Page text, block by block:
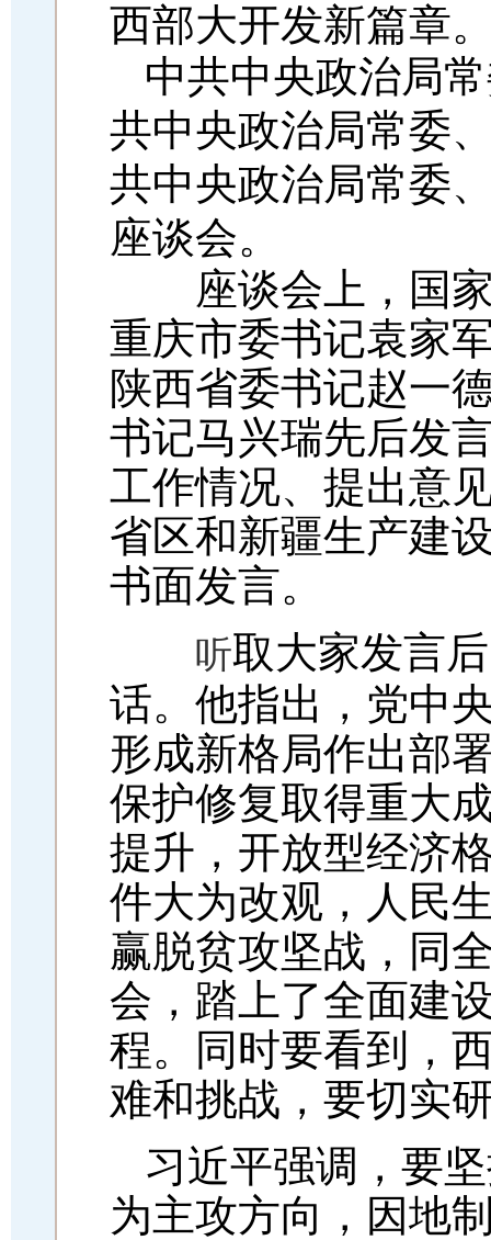
西部大开发新篇章
中共中央政治局
共中央政治局常委
共中央政治局常委
座谈会。
座谈会上，国家
重庆市委书记袁家
陕西省委书记赵一
书记马兴瑞先后发
工作情况、提出意
省区和新疆生产建
书面发言。
听取大家发言
话。他指出，党中
形成新格局作出部
保护修复取得重大
提升，开放型经济
件大为改观，人民
赢脱贫攻坚战，同
会，踏上了全面建
程。同时要看到，
难和挑战，要切实
习近平强调，要
为主攻方向，因地